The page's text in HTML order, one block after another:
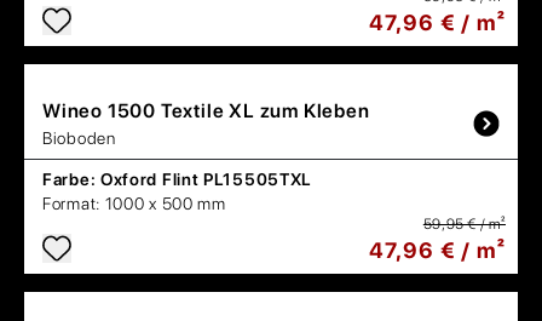
47,96 € / m²
Wineo 1500 Textile XL zum Kleben
Bioboden
Farbe: Oxford Flint PL15505TXL
Format: 1000 x 500 mm
59,95 € / m²
47,96 € / m²